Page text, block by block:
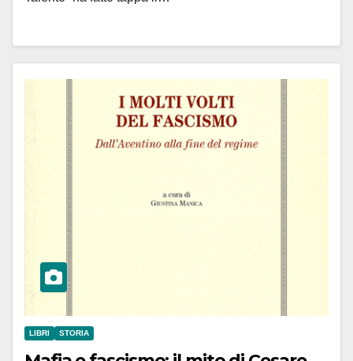
LIBRI STORIA